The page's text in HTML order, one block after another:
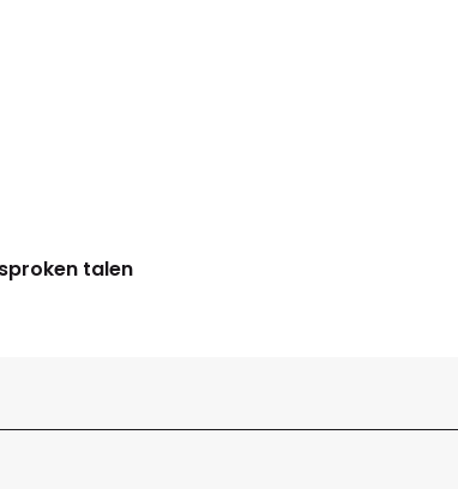
talen
talen